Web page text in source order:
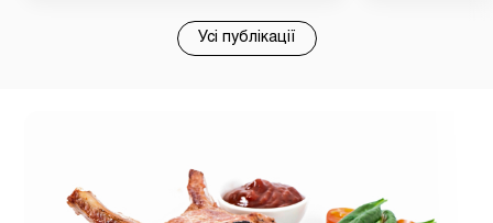
Усі публікації